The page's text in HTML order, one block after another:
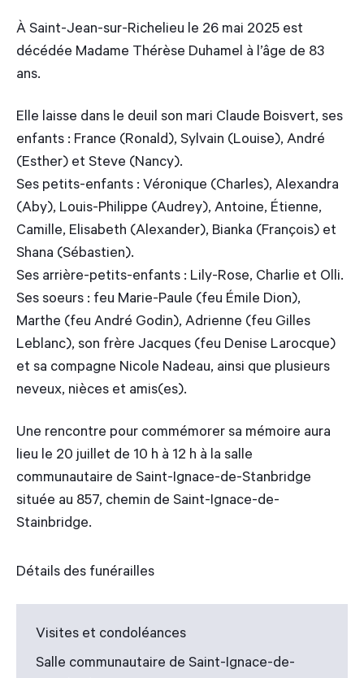
À Saint-Jean-sur-Richelieu le 26 mai 2025 est
décédée Madame Thérèse Duhamel à l’âge de 83
ans.
Elle laisse dans le deuil son mari Claude Boisvert, ses
enfants : France (Ronald), Sylvain (Louise), André
(Esther) et Steve (Nancy).
Ses petits-enfants : Véronique (Charles), Alexandra
(Aby), Louis-Philippe (Audrey), Antoine, Étienne,
Camille, Elisabeth (Alexander), Bianka (François) et
Shana (Sébastien).
Ses arrière-petits-enfants : Lily-Rose, Charlie et Olli.
Ses soeurs : feu Marie-Paule (feu Émile Dion),
Marthe (feu André Godin), Adrienne (feu Gilles
Leblanc), son frère Jacques (feu Denise Larocque)
et sa compagne Nicole Nadeau, ainsi que plusieurs
neveux, nièces et amis(es).
Une rencontre pour commémorer sa mémoire aura
lieu le 20 juillet de 10 h à 12 h à la salle
communautaire de Saint-Ignace-de-Stanbridge
située au 857, chemin de Saint-Ignace-de-
Stainbridge.
Détails des funérailles
Visites et condoléances
Salle communautaire de Saint-Ignace-de-